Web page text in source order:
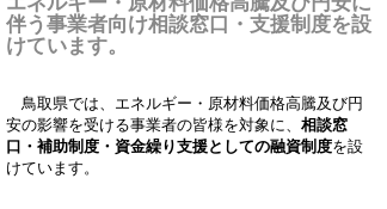
伴う事業者向け相談窓口・支援制度を設
けています。
鳥取県では、エネルギー・原材料価格高騰及び円
安の影響を受ける事業者の皆様を対象に、 相談窓
口・補助制度・資金繰り支援としての融資制度を設
けています。